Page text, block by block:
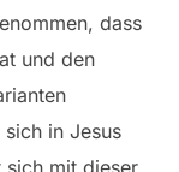
dass
und den
in Jesus
mit dieser